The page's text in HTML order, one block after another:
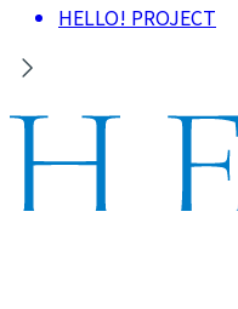
HELLO! PROJECT